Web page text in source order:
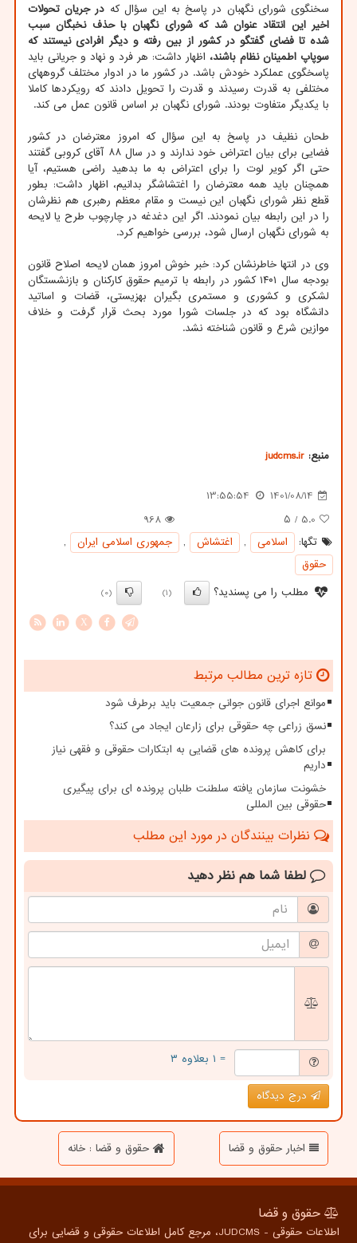
سخنگوی شورای نگهبان در پاسخ به این سؤال که در جریان تحولات
اخیر این انتقاد عنوان شد که شورای نگهبان با حذف نخبگان سبب
شده تا فضای گفتگو در کشور از بین رفته و دیگر افرادی نیستند که
سوپاپ اطمینان نظام باشند، اظهار داشت: هر فرد و نهاد و جریانی باید
پاسخگوی عملکرد خودش باشد. در کشور ما در ادوار مختلف گروههای
مختلفی به قدرت رسیدند و قدرت را تحویل دادند که رویکردها کاملا
با یکدیگر متفاوت بودند. شورای نگهبان بر اساس قانون عمل می کند.
طحان نظیف در پاسخ به این سؤال که امروز معترضان در کشور
فضایی برای بیان اعتراض خود ندارند و در سال ۸۸ آقای کروبی گفتند
حتی اگر کویر لوت را برای اعتراض به ما بدهید راضی هستیم، آیا
همچنان باید همه معترضان را اغتشاشگر بدانیم، اظهار داشت: بطور
قطع نظر شورای نگهبان این نیست و مقام معظم رهبری هم نظرشان
را در این رابطه بیان نمودند. اگر این دغدغه در چارچوب طرح یا لایحه
به شورای نگهبان ارسال شود، بررسی خواهیم کرد.
وی در انتها خاطرنشان کرد: خبر خوش امروز همان لایحه اصلاح قانون
بودجه سال ۱۴۰۱ کشور در رابطه با ترمیم حقوق کارکنان و بازنشستگان
لشکری و کشوری و مستمری بگیران بهزیستی، قضات و اساتید
دانشگاه بود که در جلسات شورا مورد بحث قرار گرفت و خلاف
موازین شرع و قانون شناخته نشد.
منبع: judcms.ir
1401/08/14
13:55:54
5.0 / ۵
968
تگها:
اسلامی , اغتشاش , جمهوری اسلامی ایران
,
حقوق
مطلب را می پسندید؟
(1)
(0)
X
تازه ترین مطالب مرتبط
موانع اجرای قانون جوانی جمعیت باید برطرف شود
نسق زراعی چه حقوقی برای زارعان ایجاد می کند؟
برای کاهش پرونده های قضایی به ابتکارات حقوقی و فقهی نیاز
داریم
خشونت سازمان یافته سلطنت طلبان پرونده ای برای پیگیری
حقوقی بین المللی
نظرات بینندگان در مورد این مطلب
لطفا شما هم نظر دهید
= ۱ بعلاوه ۳
درج دیدگاه
اخبار حقوق و قضا حقوق و قضا : خانه
حقوق و قضا
اطلاعات حقوقی - JUDCMS، مرجع کامل اطلاعات حقوقی و قضایی برای